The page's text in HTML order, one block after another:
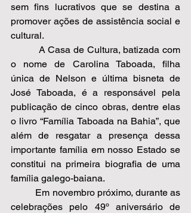
sem fins lucrativos que se destina a
promover ações de assistência social e
cultural.
o nome de Carolina Taboada, filha
única de Nelson e última bisneta de
José Taboada, é a responsável pela
publicação de cinco obras, dentre elas
o livro “Família Taboada na Bahia”, que
além de resgatar a presença dessa
importante família em nosso Estado se
constitui na primeira biografia de uma
família galego-baiana.
celebrações pelo 49º aniversário de